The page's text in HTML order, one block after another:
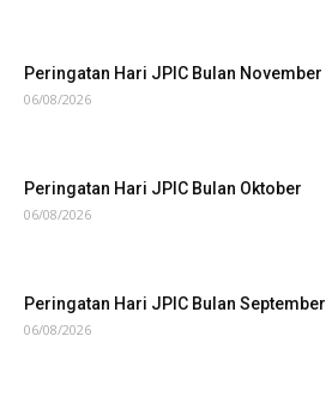
Peringatan Hari JPIC Bulan November
06/08/2026
Peringatan Hari JPIC Bulan Oktober
06/08/2026
Peringatan Hari JPIC Bulan September
06/08/2026